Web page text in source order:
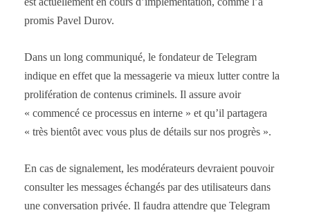
promis Pavel Durov.
Dans un long communiqué, le fondateur de Telegram
indique en effet que la messagerie va mieux lutter contre la
prolifération de contenus criminels. Il assure avoir
« commencé ce processus en interne » et qu’il partagera
« très bientôt avec vous plus de détails sur nos progrès ».
En cas de signalement, les modérateurs devraient pouvoir
consulter les messages échangés par des utilisateurs dans
une conversation privée. Il faudra attendre que Telegram